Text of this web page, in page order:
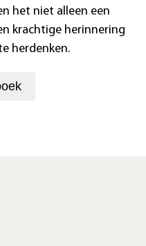
het niet alleen een
krachtige herinnering
herdenken.